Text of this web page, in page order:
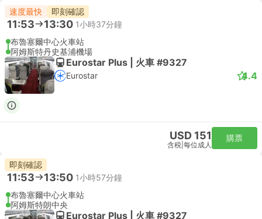
速度最快 即刻確認
11:53 13:30 1小時37分鐘
布魯塞爾中心火車站
阿姆斯特丹史基浦機場
Eurostar Plus | 火車 #9327
Eurostar 4.4
USD 151
含税 每位成人
購票
即刻確認
11:53 13:50 1小時57分鐘
布魯塞爾中心火車站
阿姆斯特朗中央
Eurostar Plus | 火車 #9327